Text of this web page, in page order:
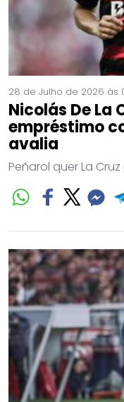
28 de Julho de 2026 às
Nicolás De La
empréstimo
avalia
Peñarol quer La